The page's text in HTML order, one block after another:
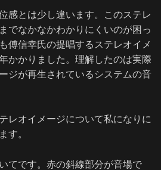
感とは少し違います。このステレ
でなかなかわかりにくいのが困っ
傅信幸氏の提唱するステレオイメ
かかりました。理解したのは実際
ジが再生されているシステムの音
レオイメージについて私になりに
す。
てです。赤の斜線部分が音場で